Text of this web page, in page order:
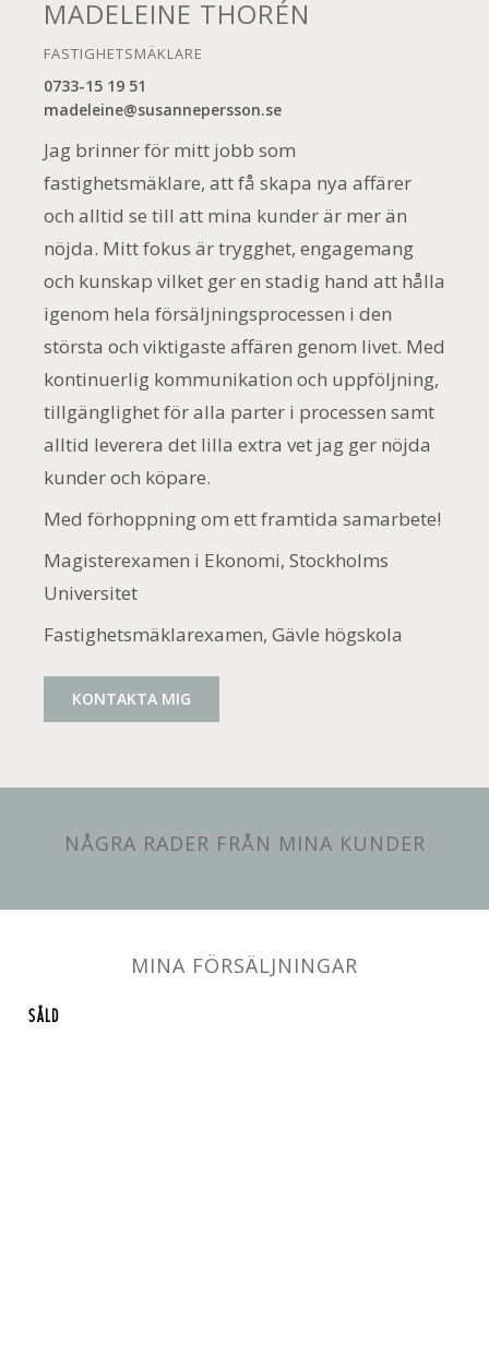
MADELEINE THORÉN
FASTIGHETSMÄKLARE
0733-15 19 51
madeleine@susannepersson.se
Jag brinner för mitt jobb som
fastighetsmäklare, att få skapa nya affärer
och alltid se till att mina kunder är mer än
nöjda. Mitt fokus är trygghet, engagemang
och kunskap vilket ger en stadig hand att hålla
igenom hela försäljningsprocessen i den
största och viktigaste affären genom livet. Med
kontinuerlig kommunikation och uppföljning,
tillgänglighet för alla parter i processen samt
alltid leverera det lilla extra vet jag ger nöjda
kunder och köpare.
Med förhoppning om ett framtida samarbete!
Magisterexamen i Ekonomi, Stockholms
Universitet
Fastighetsmäklarexamen, Gävle högskola
KONTAKTA MIG
NÅGRA RADER FRÅN MINA KUNDER
MINA FÖRSÄLJNINGAR
SÅLD